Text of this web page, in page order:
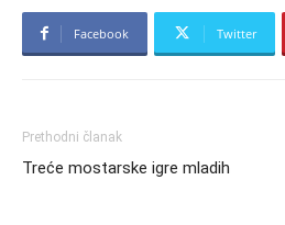
Facebook Twitter
Prethodni članak
Treće mostarske igre mladih